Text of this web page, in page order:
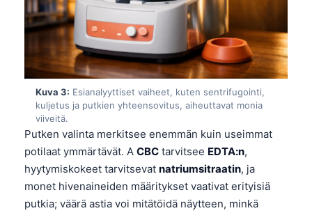
Kuva 3: Esianalyyttiset vaiheet, kuten sentrifugointi,
kuljetus ja putkien yhteensovitus, aiheuttavat monia
viiveitä.
Putken valinta merkitsee enemmän kuin useimmat
potilaat ymmärtävät. A CBC tarvitsee EDTA:n,
hyytymiskokeet tarvitsevat natriumsitraatin, ja
monet hivenaineiden määritykset vaativat erityisiä
putkia; väärä astia voi mitätöidä näytteen, minkä